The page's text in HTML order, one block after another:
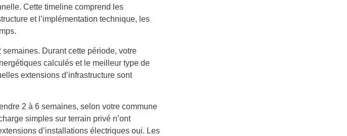
Cette timeline comprend les
et l’implémentation technique, les
semaines. Durant cette période, votre
calculés et le meilleur type de
extensions d’infrastructure sont
2 à 6 semaines, selon votre commune
simples sur terrain privé n’ont
d’installations électriques oui. Les